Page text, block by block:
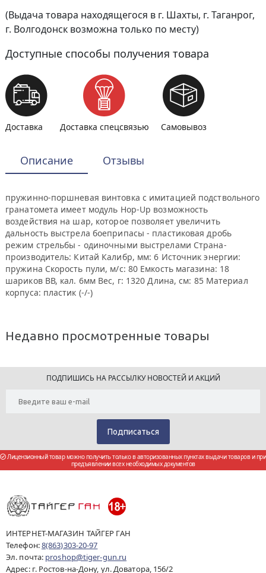
(Выдача товара находящегося в г. Шахты, г. Таганрог,
г. Волгодонск возможна только по месту)
Доступные способы получения товара
Доставка Доставка спецсвязью Самовывоз
Описание Отзывы
пружинно-поршневая винтовка с имитацией подствольного
гранатомета имеет модуль Hop-Up возможность
воздействия на шар, которое позволяет увеличить
дальность выстрела боеприпасы - пластиковая дробь
режим стрельбы - одиночными выстрелами Страна-
производитель: Китай Калибр, мм: 6 Источник энергии:
пружина Скорость пули, м/с: 80 Емкость магазина: 18
шариков ВВ, кал. 6мм Вес, г: 1320 Длина, см: 85 Материал
корпуса: пластик (-/-)
Недавно просмотренные товары
ПОДПИШИСЬ НА РАССЫЛКУ НОВОСТЕЙ И АКЦИЙ
Лицензионный товар можно получить только в авторизованных пунктах выдачи товаров и при
предъявлении всех необходимых документов
ИНТЕРНЕТ-МАГАЗИН ТАЙГЕР ГАН
Телефон:8(863)303-20-97
Эл. почта: proshop@tiger-gun.ru
Адрес: г. Ростов-на-Дону, ул. Доватора, 156/2